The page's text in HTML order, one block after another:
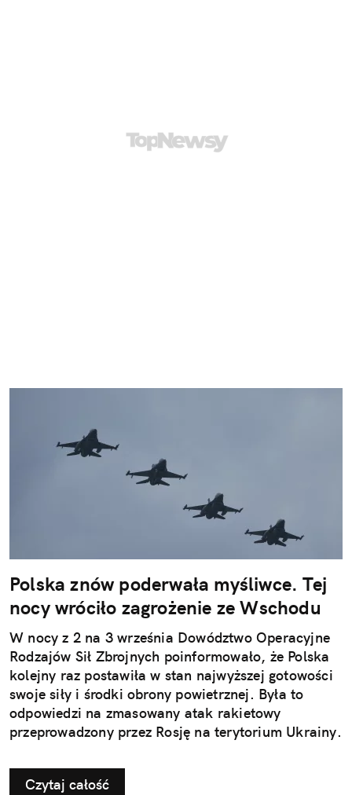
Polska znów poderwała myśliwce. Tej
nocy wróciło zagrożenie ze Wschodu
W nocy z 2 na 3 września Dowództwo Operacyjne
Rodzajów Sił Zbrojnych poinformowało, że Polska
kolejny raz postawiła w stan najwyższej gotowości
swoje siły i środki obrony powietrznej. Była to
odpowiedzi na zmasowany atak rakietowy
przeprowadzony przez Rosję na terytorium Ukrainy.
Czytaj całość